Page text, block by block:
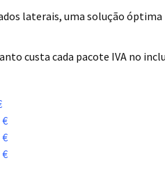
laterais, uma solução
custa cada pacote IVA no
€
€
€